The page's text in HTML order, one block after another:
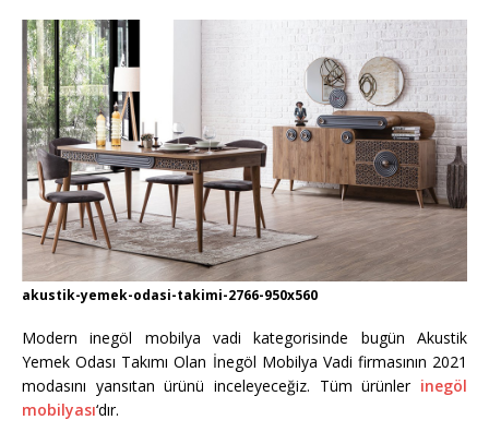
akustik-yemek-odasi-takimi-2766-950x560
Modern inegöl mobilya vadi kategorisinde bugün Akustik
Yemek Odası Takımı Olan İnegöl Mobilya Vadi firmasının 2021
modasını yansıtan ürünü inceleyeceğiz. Tüm ürünler inegöl
mobilyası‘dır.